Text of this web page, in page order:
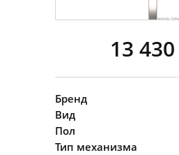
13 430
Бренд
Вид
Пол
Тип механизма